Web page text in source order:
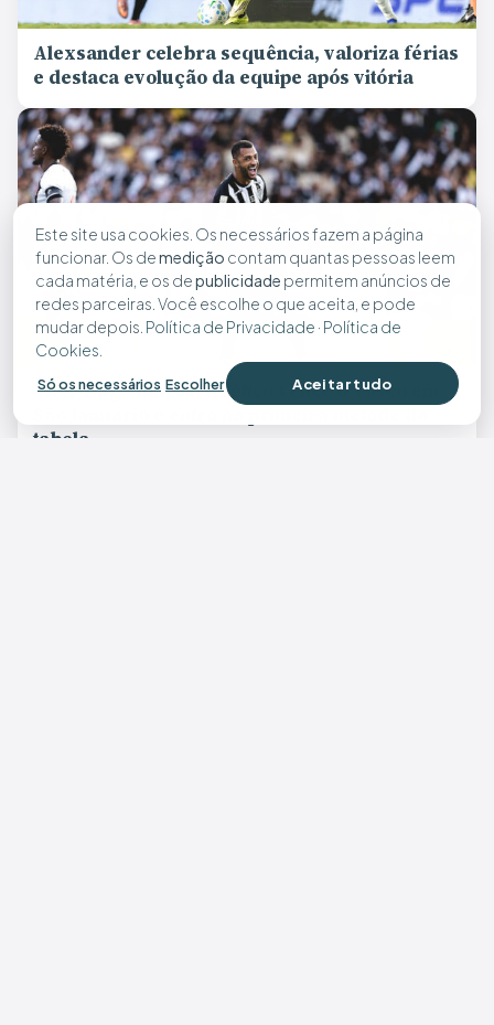
Alexsander celebra sequência, valoriza férias
e destaca evolução da equipe após vitória
Vitor Hugo marca, Atlético vence o Vasco em
tabela
Este site usa cookies. Os necessários fazem a página
funcionar. Os demedição contam quantas pessoas leem
cada matéria, e os depublicidade permitem anúncios de
redes parceiras. Você escolhe o que aceita, e pode
mudar depois. Política de Privacidade · Política de
Cookies.
Só os necessários Escolher Aceitar tudo